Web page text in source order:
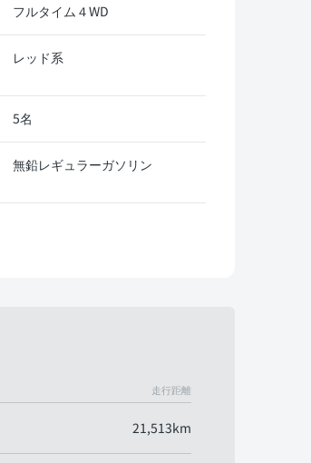
フルタイム４WD
レッド系
5名
無鉛レギュラーガソリン
走行距離
21,513km